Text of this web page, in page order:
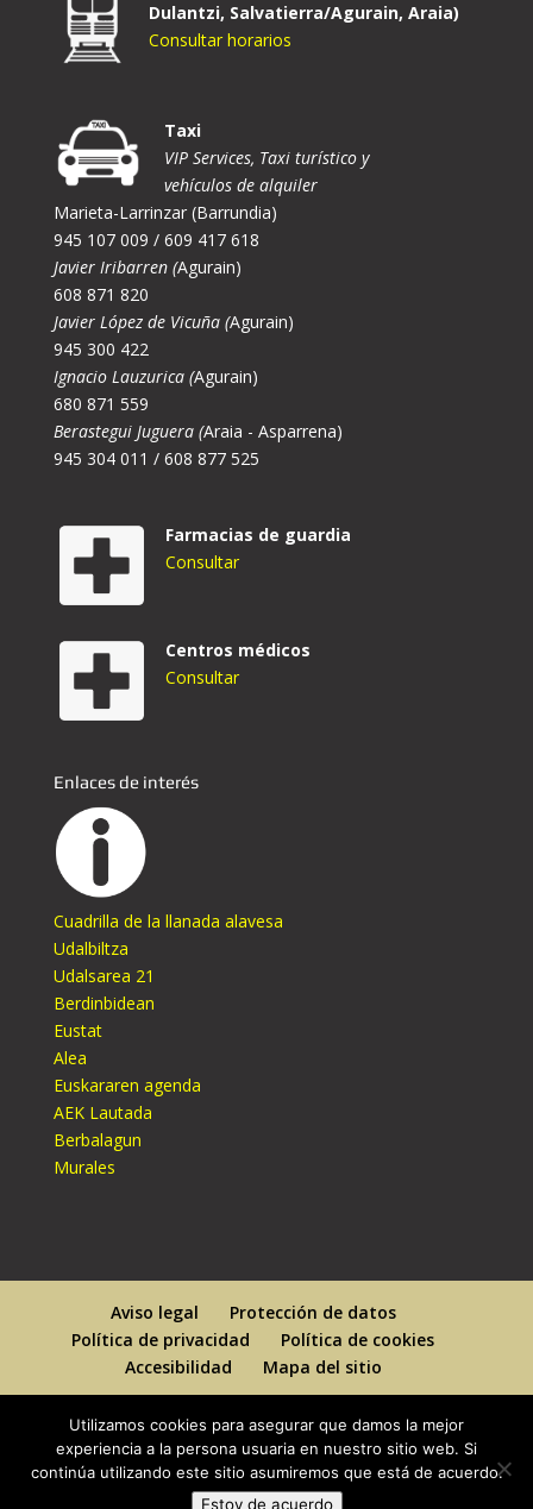
Dulantzi, Salvatierra/Agurain, Araia)
Consultar horarios
Taxi
VIP Services, Taxi turístico y
vehículos de alquiler
Marieta-Larrinzar (Barrundia)
945 107 009 / 609 417 618
Javier Iribarren (Agurain)
608 871 820
Javier López de Vicuña (Agurain)
945 300 422
Ignacio Lauzurica (Agurain)
680 871 559
Berastegui Juguera (Araia - Asparrena)
945 304 011 / 608 877 525
Farmacias de guardia
Consultar
Centros médicos
Consultar
Enlaces de interés
Cuadrilla de la llanada alavesa
Udalbiltza
Udalsarea 21
Berdinbidean
Eustat
Alea
Euskararen agenda
AEK Lautada
Berbalagun
Murales
Aviso legal
Protección de datos
Política de privacidad
Política de cookies
Accesibilidad
Mapa del sitio
Designed ByElegant Themes| Powered By
Utilizamos cookies para asegurar que damos la mejor
experiencia a la persona usuaria en nuestro sitio web. Si
continúa utilizando este sitio asumiremos que está de acuerdo.
Estoy de acuerdo